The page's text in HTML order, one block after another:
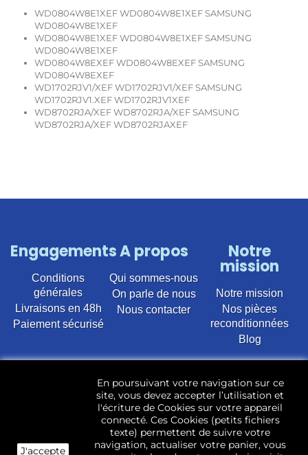
WD0804W8E1XEF WD0804W8E1XEF SAMSUNG
WD0804W8E1XEF
WD0804W8E1XEF WD0804W8E1XEF SAMSUNG
WD0804W8E1XEF
WD0804W8EXEF WD0804W8EXEF SAMSUNG
WD0804W8EXEF
WD1702RJV1/XEF WD1702RJV1/XEF SAMSUNG
WD1702RJV1.XEF WD1702RJV1XEF
WD8702RJA/XEF WD8702RJA/XEF SAMSUNG
WD8702RJA/XEF WD8702RJAXEF
Engagements
Conditions
générales
Livraisons en 48h
Paiement sécurisé
A propos
Qui sommes-nous
On parle de nous
Nous contacter
Notre
mission
Notre mission
Nos pièces
reconditionnées
Blog
d’occasion pour toutes marques et modèles. Plus de
22 400 références (Lave-linge, Sèche-linge, Lave-
vaisselle, Micro-ondes, Fours, Cuisinières, Plaques de
cuisson, Réfrigérateurs, Congélateurs, aspirateurs,
Télévisions, LCD, Plasma, Téléviseur.)
J'accepte
En poursuivant votre navigation sur ce
site, vous devez accepter l’utilisation et
l'écriture de Cookies sur votre appareil
connecté. Ces Cookies (petits fichiers
texte) permettent de suivre votre
navigation, actualiser votre panier, vous